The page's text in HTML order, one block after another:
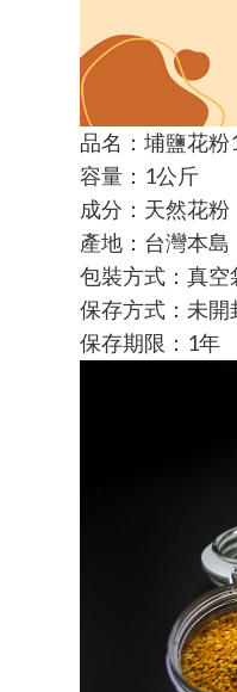
品名：埔鹽花粉
容量：1公斤
成分：天然花粉
產地：台灣本島
包裝方式：真空
保存方式：未開
保存期限：1年